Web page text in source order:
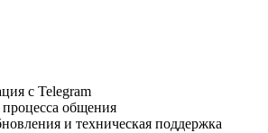
с Telegram
общения
и техническая поддержка